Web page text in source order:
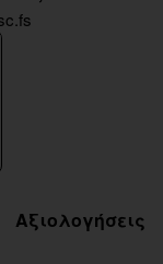
Αξιολογήσεις